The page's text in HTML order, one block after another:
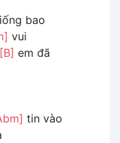
bao
vui
[B] em đã
tin vào